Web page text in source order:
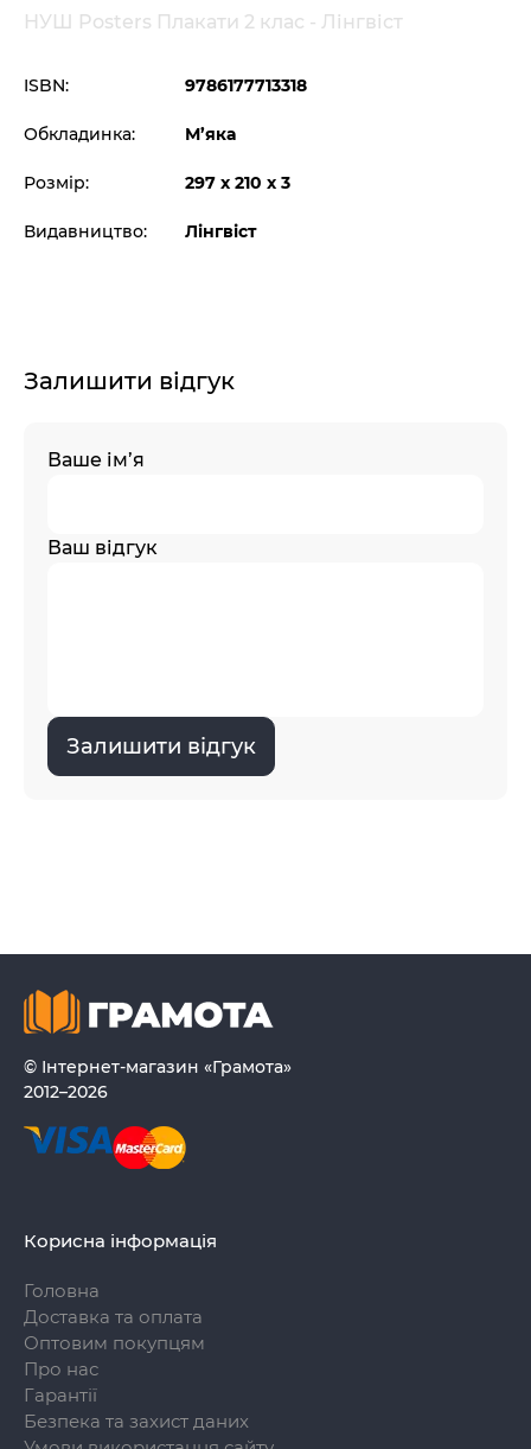
НУШ Posters Плакати 2 клас - Лінгвіст
ISBN: 9786177713318
Обкладинка: М’яка
Розмір: 297 x 210 x 3
Видавництво: Лінгвіст
Залишити відгук
Ваше ім’я
Ваш відгук
Залишити відгук
© Інтернет-магазин «Грамота»
2012–2026
Корисна інформація
Головна
Доставка та оплата
Оптовим покупцям
Про нас
Гарантії
Безпека та захист даних